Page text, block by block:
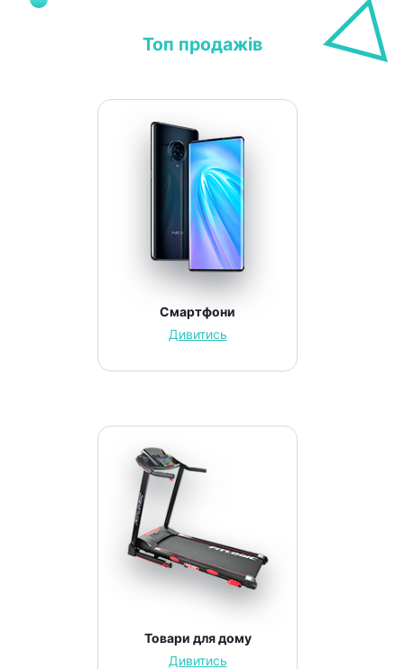
Топ продажів
Смартфони
Дивитись
Товари для дому
Дивитись